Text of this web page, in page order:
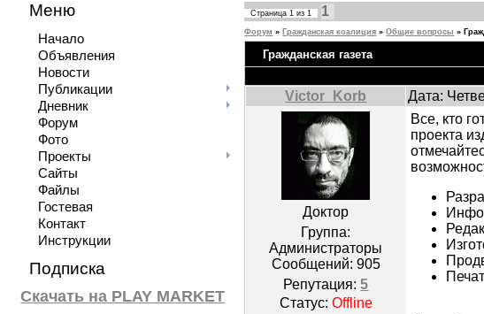
Меню
Начало
Объявления
Новости
Публикации
Дневник
Форум
Фото
Проекты
Сайты
Файлы
Гостевая
Контакт
Инструкции
Подписка
Скачать на PLAY MARKET
Страница1 из1 1
Форум » Гражданская коалиция » Общие вопросы »
Гражданская газета
Victor_Korb Дата:
Доктор
Группа:
Администраторы
Сообщений: 905
Репутация:5
Статус: Offline
Все, кто
проекта